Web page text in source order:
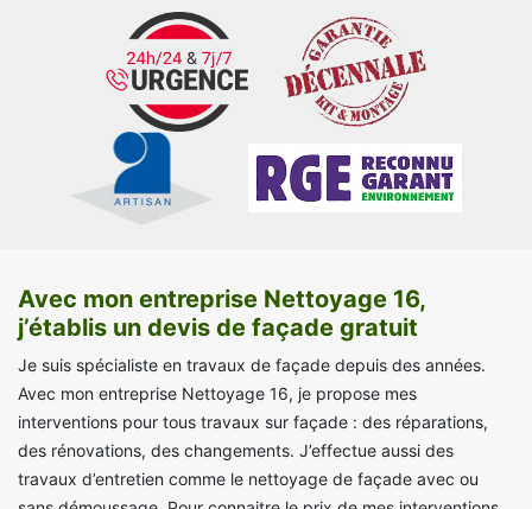
Avec mon entreprise Nettoyage 16,
j’établis un devis de façade gratuit
Je suis spécialiste en travaux de façade depuis des années.
Avec mon entreprise Nettoyage 16, je propose mes
interventions pour tous travaux sur façade : des réparations,
des rénovations, des changements. J’effectue aussi des
travaux d’entretien comme le nettoyage de façade avec ou